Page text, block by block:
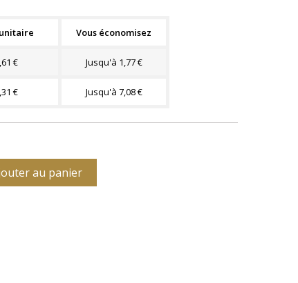
Vous économisez
€ Jusqu'à 1,77 €
€ Jusqu'à 7,08 €
au panier